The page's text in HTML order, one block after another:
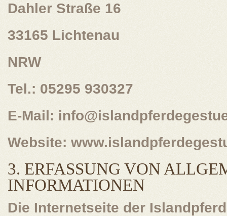
Dahler Straße 16
33165 Lichtenau
NRW
Tel.: 05295 930327
E-Mail:
Website:
3. ERFASSUNG VON
INFORMATIONEN
Die Internetseite der